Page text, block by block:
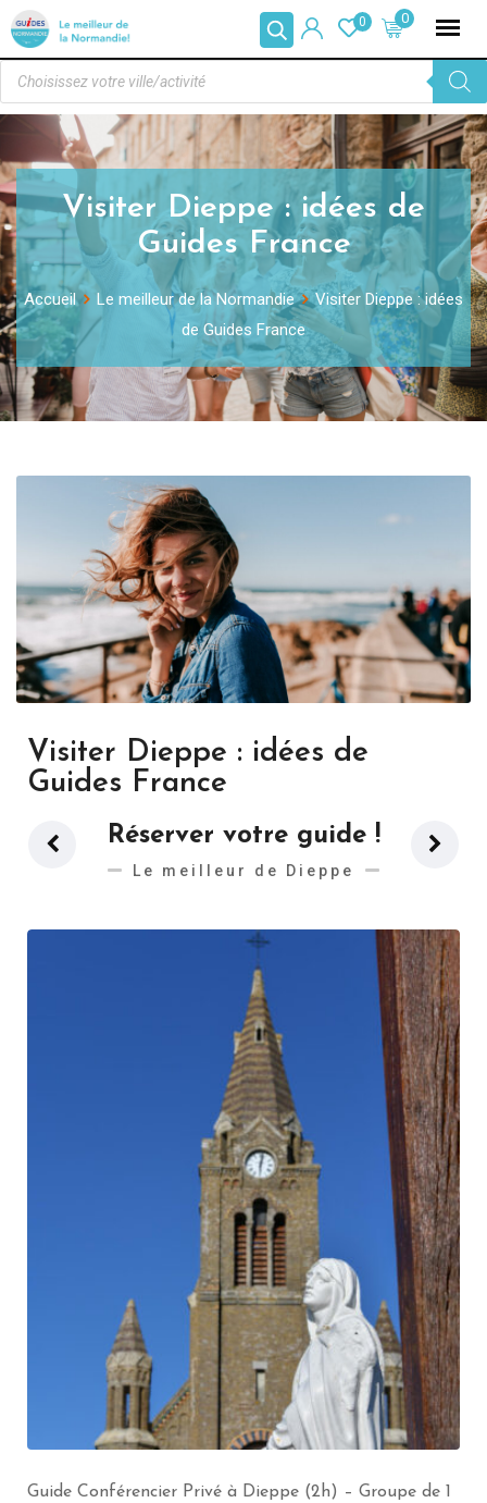
0
0
Visiter Dieppe : idées de
Guides France
Accueil Le meilleur de la Normandie
Visiter Dieppe : idées
de Guides France
Visiter Dieppe : idées de
Guides France
Réserver votre guide !
Le meilleur de Dieppe
Guide Conférencier Privé à Dieppe (2h) – Groupe de 1